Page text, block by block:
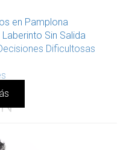
en Pamplona
Sin Salida
Dificultosas
vacía en Pamplona